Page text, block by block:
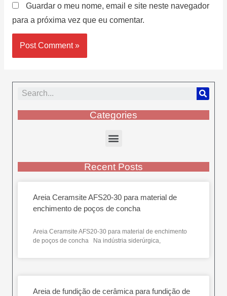
Guardar o meu nome, email e site neste navegador
para a próxima vez que eu comentar.
Categories
Recent Posts
Areia Ceramsite AFS20-30 para material de
enchimento de poços de concha
Areia Ceramsite AFS20-30 para material de enchimento
de poços de concha Na indústria siderúrgica,
Areia de fundição de cerâmica para fundição de